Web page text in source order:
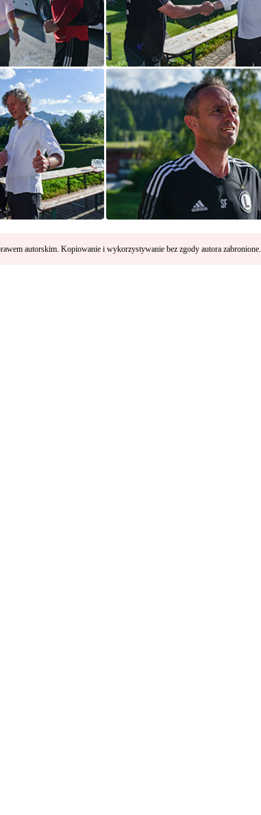
autorskim. Kopiowanie i wykorzystywanie bez zgody autora zabronione.